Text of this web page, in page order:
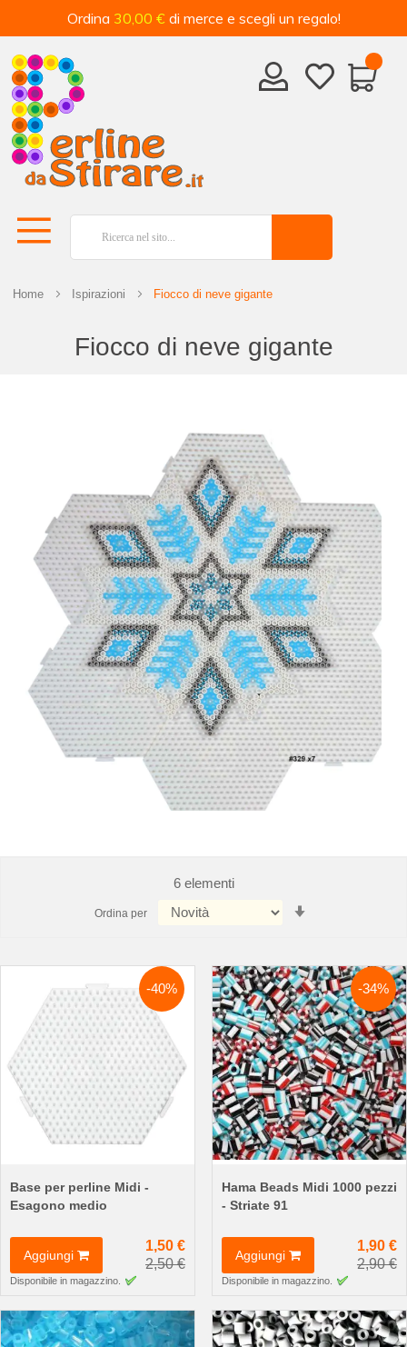
Ordina 30,00 € di merce e scegli un regalo!
Home Ispirazioni Fiocco di neve gigante
Fiocco di neve gigante
6elementi
Ordina per
-40%
Base per perline Midi -
Esagono medio
Aggiungi
1,50 €
2,50 €
Disponibile in magazzino.
-34%
Hama Beads Midi 1000 pezzi
- Striate 91
Aggiungi
1,90 €
2,90 €
Disponibile in magazzino.